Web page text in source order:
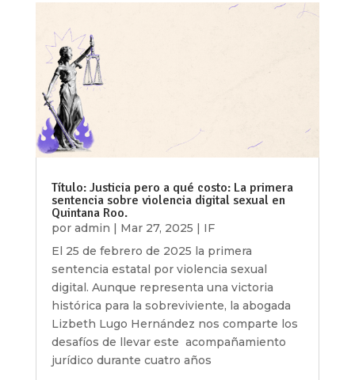
Título: Justicia pero a qué costo: La primera
sentencia sobre violencia digital sexual en
Quintana Roo.
por admin Mar 27, 2025
IF
El 25 de febrero de 2025 la primera
sentencia estatal por violencia sexual
digital. Aunque representa una victoria
histórica para la sobreviviente, la abogada
Lizbeth Lugo Hernández nos comparte los
desafíos de llevar este acompañamiento
jurídico durante cuatro años